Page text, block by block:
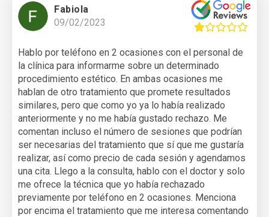
Fabiola
09/02/2023
Hablo por teléfono en 2 ocasiones con el personal de
la clínica para informarme sobre un determinado
procedimiento estético. En ambas ocasiones me
hablan de otro tratamiento que promete resultados
similares, pero que como yo ya lo había realizado
anteriormente y no me había gustado rechazo. Me
comentan incluso el número de sesiones que podrían
ser necesarias del tratamiento que sí que me gustaría
realizar, así como precio de cada sesión y agendamos
una cita. Llego a la consulta, hablo con el doctor y solo
me ofrece la técnica que yo había rechazado
previamente por teléfono en 2 ocasiones. Menciona
por encima el tratamiento que me interesa comentando